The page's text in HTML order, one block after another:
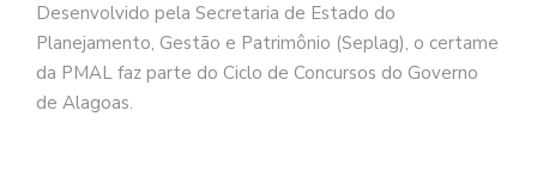
Desenvolvido pela Secretaria de Estado do
Planejamento, Gestão e Patrimônio (Seplag), o certame
da PMAL faz parte do Ciclo de Concursos do Governo
de Alagoas.